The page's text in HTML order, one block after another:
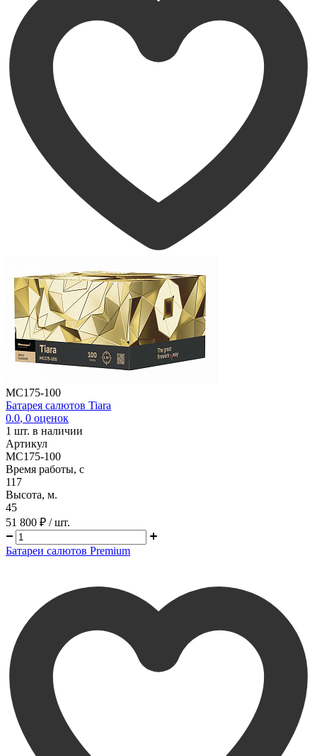
MC175-100
Батарея салютов Tiara
0.0, 0 оценок
1 шт. в наличии
Артикул
MC175-100
Время работы, с
117
Высота, м.
45
51 800 ₽ / шт.
Батареи салютов Premium